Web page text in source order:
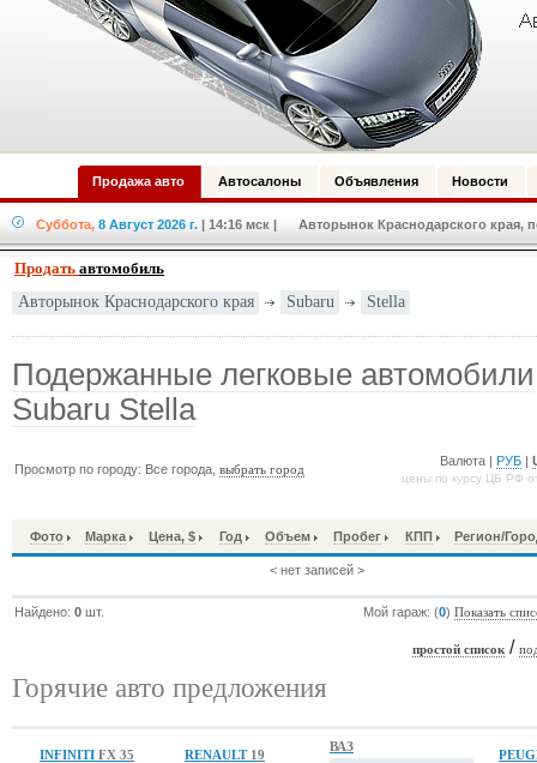
Продажа авто Автосалоны Объявления Новости
Суббота, 8 Август 2026 г. | 14:16 мск | Авторынок Краснодарского края,
Продать автомобиль
Авторынок Краснодарского края
Subaru Stella
Подержанные легковые автомобили
Subaru Stella
Просмотр по городу: Все города,выбрать город
Валюта | РУБ |
цены по курсу ЦБ РФ
Фото Марка Цена, $ Год Объем Пробег КПП Регион/
< нет записей >
Найдено:0 шт. Мой гараж: (0)Показать
простой список/
Горячие авто предложения
INFINITI FX 35 RENAULT 19
ВАЗ